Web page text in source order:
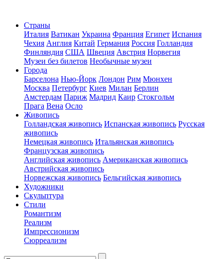
Страны
Италия Ватикан Украина Франция Египет Испания
Чехия Англия Китай Германия Россия Голландия
Финляндия США Швеция Австрия Норвегия
Музеи без билетов Необычные музеи
Города
Барселона Нью-Йорк Лондон Рим Мюнхен
Москва Петербург Киев Милан Берлин
Амстердам Париж Мадрид Каир Стокгольм
Прага Вена Осло
Живопись
Голландская живопись Испанская живопись Русская
живопись
Немецкая живопись Итальянская живопись
Французская живопись
Английская живопись Американская живопись
Австрийская живопись
Норвежская живопись Бельгийская живопись
Художники
Скульптура
Стили
Романтизм
Реализм
Импрессионизм
Сюрреализм